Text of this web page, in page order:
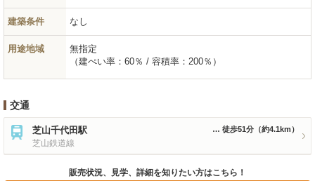
建築条件 なし
用途地域
無指定
（建ぺい率：60％ / 容積率：200％）
交通
芝山千代田駅
芝山鉄道線
徒歩51分 （約4.1km）
販売状況、見学、詳細を知りたい方はこちら！